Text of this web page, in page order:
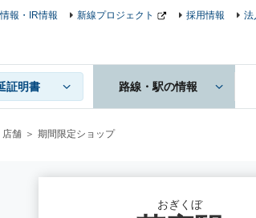
証明書 路線・駅の情報
報・IR情報 新線プロジェクト 採用情報 法
店舗 期間限定ショップ
おぎくぼ